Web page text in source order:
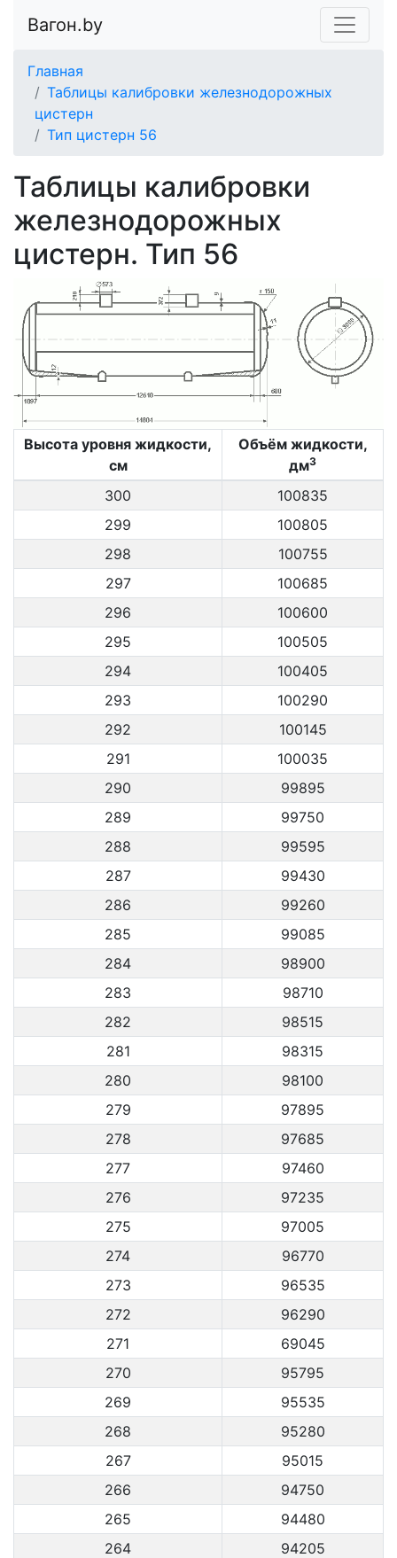
Вагон.by
Главная
Таблицы калибровки железнодорожных
цистерн
Тип цистерн 56
Таблицы калибровки
железнодорожных
цистерн. Тип 56
Высота уровня жидкости,
см
Объём жидкости,
дм3
300
100835
299
100805
298
100755
297
100685
296
100600
295
100505
294
100405
293
100290
292
100145
291
100035
290
99895
289
99750
288
99595
287
99430
286
99260
285
99085
284
98900
283
98710
282
98515
281
98315
280
98100
279
97895
278
97685
277
97460
276
97235
275
97005
274
96770
273
96535
272
96290
271
69045
270
95795
269
95535
268
95280
267
95015
266
94750
265
94480
264
94205